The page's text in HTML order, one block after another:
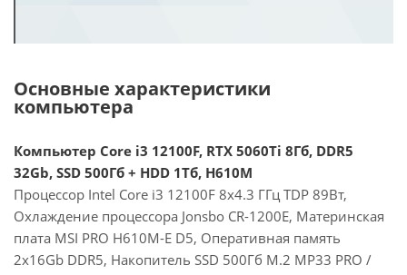
Основные характеристики
компьютера
Компьютер Core i3 12100F, RTX 5060Ti 8Гб, DDR5
32Gb, SSD 500Гб + HDD 1Тб, H610M
Процессор Intel Core i3 12100F 8x4.3 ГГц TDP 89Вт,
Охлаждение процессора Jonsbo CR-1200E, Материнская
плата MSI PRO H610M-E D5, Оперативная память
2x16Gb DDR5, Накопитель SSD 500Гб M.2 MP33 PRO /